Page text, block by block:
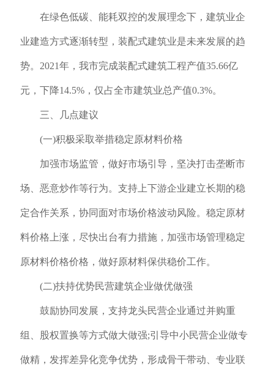
在绿色低碳、能耗双控的发展理念下，建筑业企
业建造方式逐渐转型，装配式建筑业是未来发展的趋
势。2021年，我市完成装配式建筑工程产值35.66亿
元，下降14.5%，仅占全市建筑业总产值0.3%。
三、几点建议
(一)积极采取举措稳定原材料价格
加强市场监管，做好市场引导，坚决打击垄断市
场、恶意炒作等行为。支持上下游企业建立长期的稳
定合作关系，协同面对市场价格波动风险。稳定原材
料价格上涨，尽快出台有力措施，加强市场管理稳定
原材料价格价格，做好原材料保供稳价工作。
(二)扶持优势民营建筑企业做优做强
鼓励协同发展，支持龙头民营企业通过并购重
组、股权置换等方式做大做强;引导中小民营企业做专
做精，发挥差异化竞争优势，形成骨干带动、专业联